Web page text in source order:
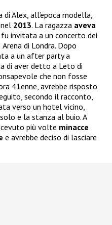
Alex, all’epoca modella,
2013. La ragazza aveva
invitata a un concerto dei
di Londra. Dopo
a un after party a
di aver detto a Leto di
che non fosse
41enne, avrebbe risposto
secondo il racconto,
verso un hotel vicino,
e la stanza al buio. A
più volte minacce
e avrebbe deciso di lasciare